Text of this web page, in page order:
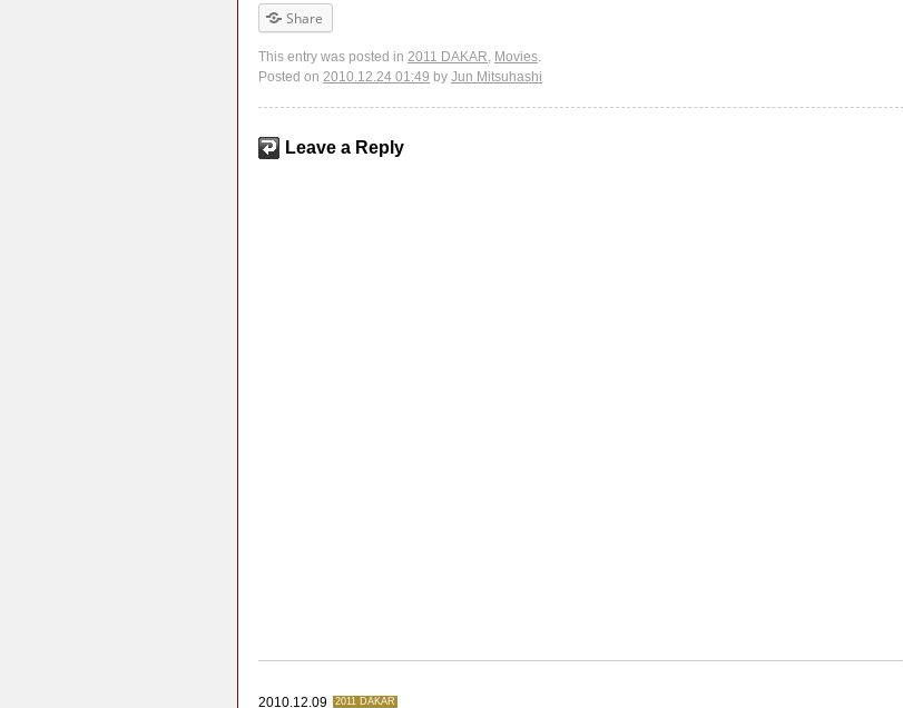
Share
This entry was posted in 2011 DAKAR, Movies.
Posted on 2010.12.24 01:49 by Jun Mitsuhashi
Leave a Reply
2010.12.09 2011 DAKAR